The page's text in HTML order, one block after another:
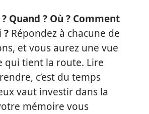
Quand ? Où ? Comment
? Répondez à chacune de
et vous aurez une vue
qui tient la route. Lire
c’est du temps
vaut investir dans la
mémoire vous